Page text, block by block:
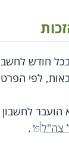
מועבר ב-1 בכל
לפי
צה"ל .